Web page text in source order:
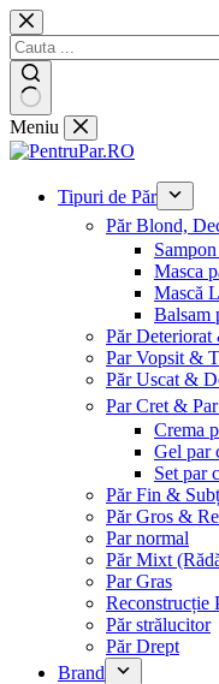
Sari
la
conținut
Niciun
rezultat
Meniu
Tipuri de Păr
Păr Blond,
Masca
Mască
Balsam
Păr Deteriorat
Par Vopsit &
Păr Uscat &
Par Cret &
Crema
Gel par
Set par
Păr Fin &
Păr Gros &
Par normal
Păr Mixt
Par Gras
Reconstrucție
Păr strălucitor
Păr Drept
Brand